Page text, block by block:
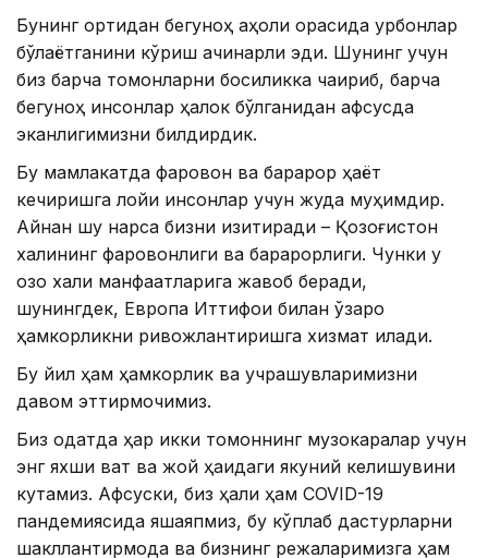
Бунинг ортидан бегуноҳ аҳоли орасида қурбонлар
бўлаётганини кўриш ачинарли эди. Шунинг учун
биз барча томонларни босиқликка чақириб, барча
бегуноҳ инсонлар ҳалок бўлганидан афсусда
эканлигимизни билдирдик.
Бу мамлакатда фаровон ва барқарор ҳаёт
кечиришга лойиқ инсонлар учун жуда муҳимдир.
Айнан шу нарса бизни қизиқтиради – Қозоғистон
халқининг фаровонлиги ва барқарорлиги. Чунки у
қозоқ халқи манфаатларига жавоб беради,
шунингдек, Европа Иттифоқи билан ўзаро
ҳамкорликни ривожлантиришга хизмат қилади.
Бу йил ҳам ҳамкорлик ва учрашувларимизни
давом эттирмоқчимиз.
Биз одатда ҳар икки томоннинг музокаралар учун
энг яхши вақт ва жой ҳақидаги якуний келишувини
кутамиз. Афсуски, биз ҳали ҳам COVID-19
пандемиясида яшаяпмиз, бу кўплаб дастурларни
шакллантирмоқда ва бизнинг режаларимизга ҳам